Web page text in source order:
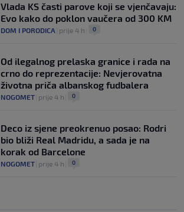
Vlada KS časti parove koji se vjenčavaju:
Evo kako do poklon vaučera od 300 KM
DOM I PORODICA prije 4 h 0
Od ilegalnog prelaska granice i rada na
crno do reprezentacije: Nevjerovatna
životna priča albanskog fudbalera
NOGOMET prije 4 h 0
Deco iz sjene preokrenuo posao: Rodri
bio bliži Real Madridu, a sada je na
korak od Barcelone
NOGOMET prije 4 h 0